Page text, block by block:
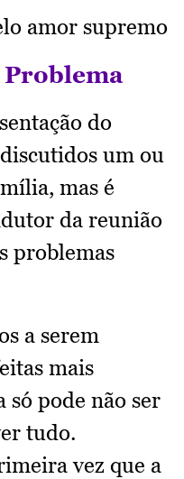
amor supremo
do
um ou
mas é
da reunião
problemas
a serem
mais
só pode não ser
tudo.
vez que a